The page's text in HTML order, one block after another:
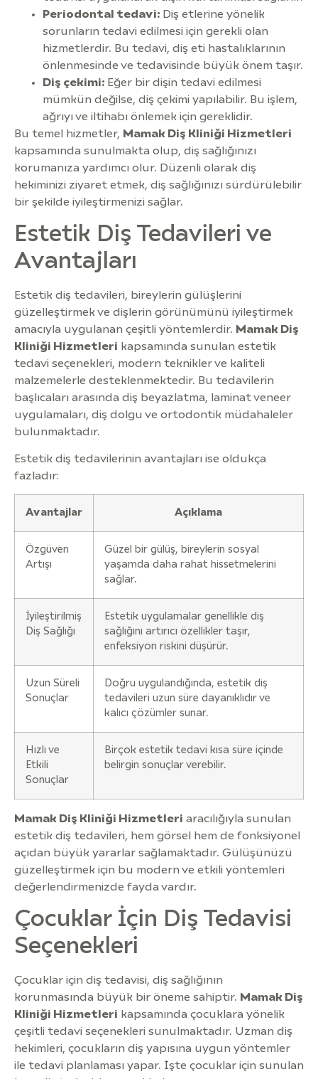
Periodontal tedavi: Diş etlerine yönelik
sorunların tedavi edilmesi için gerekli olan
hizmetlerdir. Bu tedavi, diş eti hastalıklarının
önlenmesinde ve tedavisinde büyük önem taşır.
Diş çekimi: Eğer bir dişin tedavi edilmesi
mümkün değilse, diş çekimi yapılabilir. Bu işlem,
ağrıyı ve iltihabı önlemek için gereklidir.
Bu temel hizmetler, Mamak Diş Kliniği Hizmetleri
kapsamında sunulmakta olup, diş sağlığınızı
korumanıza yardımcı olur. Düzenli olarak diş
hekiminizi ziyaret etmek, diş sağlığınızı sürdürülebilir
bir şekilde iyileştirmenizi sağlar.
Estetik Diş Tedavileri ve
Avantajları
Estetik diş tedavileri, bireylerin gülüşlerini
güzelleştirmek ve dişlerin görünümünü iyileştirmek
amacıyla uygulanan çeşitli yöntemlerdir. Mamak Diş
Kliniği Hizmetleri kapsamında sunulan estetik
tedavi seçenekleri, modern teknikler ve kaliteli
malzemelerle desteklenmektedir. Bu tedavilerin
başlıcaları arasında diş beyazlatma, laminat veneer
uygulamaları, diş dolgu ve ortodontik müdahaleler
bulunmaktadır.
Estetik diş tedavilerinin avantajları ise oldukça
fazladır:
Avantajlar Açıklama
Özgüven
Artışı
Güzel bir gülüş, bireylerin sosyal
yaşamda daha rahat hissetmelerini
sağlar.
İyileştirilmiş
Diş Sağlığı
Estetik uygulamalar genellikle diş
sağlığını artırıcı özellikler taşır,
enfeksiyon riskini düşürür.
Uzun Süreli
Sonuçlar
Doğru uygulandığında, estetik diş
tedavileri uzun süre dayanıklıdır ve
kalıcı çözümler sunar.
Hızlı ve
Etkili
Sonuçlar
Birçok estetik tedavi kısa süre içinde
belirgin sonuçlar verebilir.
Mamak Diş Kliniği Hizmetleri aracılığıyla sunulan
estetik diş tedavileri, hem görsel hem de fonksiyonel
açıdan büyük yararlar sağlamaktadır. Gülüşünüzü
güzelleştirmek için bu modern ve etkili yöntemleri
değerlendirmenizde fayda vardır.
Çocuklar İçin Diş Tedavisi
Seçenekleri
Çocuklar için diş tedavisi, diş sağlığının
korunmasında büyük bir öneme sahiptir. Mamak Diş
Kliniği Hizmetleri kapsamında çocuklara yönelik
çeşitli tedavi seçenekleri sunulmaktadır. Uzman diş
hekimleri, çocukların diş yapısına uygun yöntemler
ile tedavi planlaması yapar. İşte çocuklar için sunulan